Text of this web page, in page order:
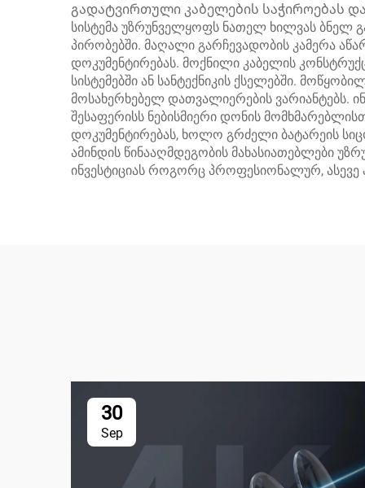
გადატვირთული კაბელების საჭიროებას
სისტემა უზრუნველყოფს ნათელ ხილვას
პირობებში. მაღალი გარჩევადობის კამერა
დოკუმენტირებას. მოქნილი კაბელის
სისტემებში ან სანტექნიკის ქსელებში.
მოსახერხებელ დათვალიერების ვარიანტებს.
შესაფერისს ნებისმიერი დონის
დოკუმენტირებას, ხოლო გრძელი ბატარეის
ამინდის წინააღმდეგობის მახასიათებლები
ინვესტიციას როგორც პროფესიონალურ, ასევე
30
Sep